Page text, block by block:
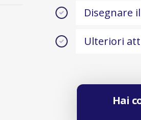
Disegnare
Ulteriori
Hai